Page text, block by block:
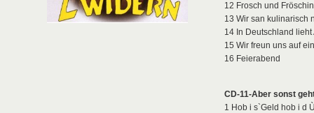
12 Frosch und Fröschin
13 Wir san kulinarisch
14 In Deutschland lieht
15 Wir freun uns auf
16 Feierabend
CD-11-Aber sonst
1 Hob i s`Geld hob i d